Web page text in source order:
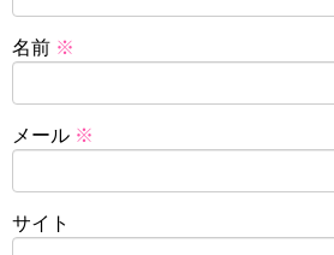
名前 ※
メール ※
サイト